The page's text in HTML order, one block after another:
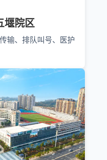
堰院区
输、排队叫号、医护